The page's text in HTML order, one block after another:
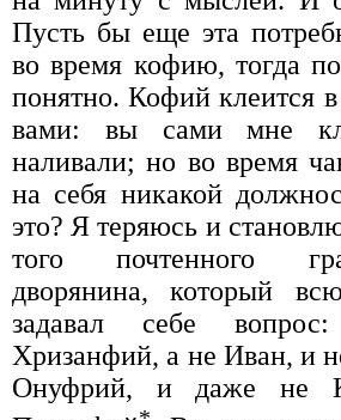
Пусть бы еще эта
во время кофию, тогда
понятно. Кофий клеится
вами: вы сами мне
наливали; но во время
на себя никакой
это? Я теряюсь и
того почтенного
дворянина, который
задавал себе
Хризанфий, а не Иван, и
Онуфрий, и даже не